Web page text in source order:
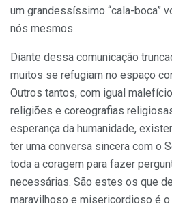
um grandessíssimo “cala-boca”
nós mesmos.
Diante dessa comunicação
muitos se refugiam no espaço
Outros tantos, com igual
religiões e coreografias
esperança da humanidade,
ter uma conversa sincera com o
toda a coragem para fazer
necessárias. São estes os que
maravilhoso e misericordioso é o